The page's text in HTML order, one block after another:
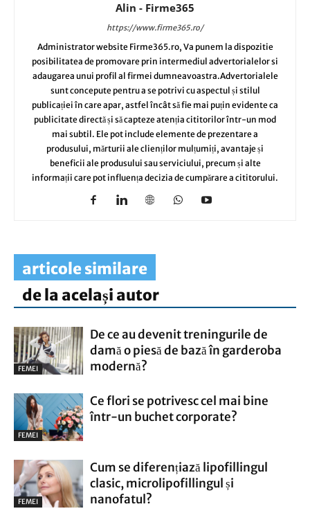
Alin - Firme365
https://www.firme365.ro/
Administrator website Firme365.ro, Va punem la dispozitie
posibilitatea de promovare prin intermediul advertorialelor si
adaugarea unui profil al firmei dumneavoastra.Advertorialele
sunt concepute pentru a se potrivi cu aspectul și stilul
publicației în care apar, astfel încât să fie mai puțin evidente ca
publicitate directă și să capteze atenția cititorilor într-un mod
mai subtil. Ele pot include elemente de prezentare a
produsului, mărturii ale clienților mulțumiți, avantaje și
beneficii ale produsului sau serviciului, precum și alte
informații care pot influența decizia de cumpărare a cititorului.
articole similare
de la același autor
FEMEI
De ce au devenit treningurile de
damă o piesă de bază în garderoba
modernă?
FEMEI
Ce flori se potrivesc cel mai bine
într-un buchet corporate?
FEMEI
Cum se diferențiază lipofillingul
clasic, microlipofillingul și
nanofatul?